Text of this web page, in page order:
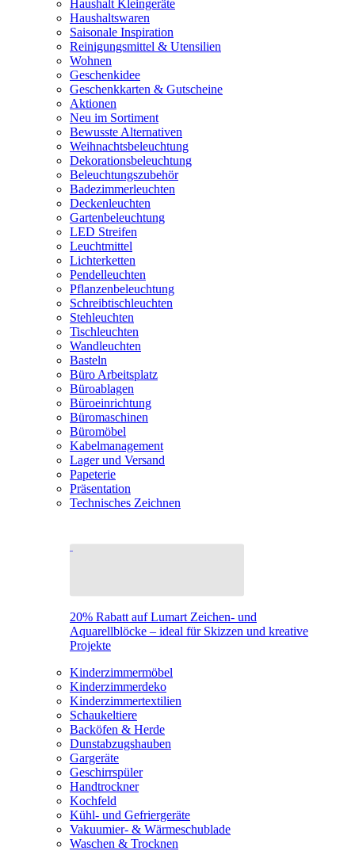
Haushalt Kleingeräte
Haushaltswaren
Saisonale Inspiration
Reinigungsmittel & Utensilien
Wohnen
Geschenkidee
Geschenkkarten & Gutscheine
Aktionen
Neu im Sortiment
Bewusste Alternativen
Weihnachtsbeleuchtung
Dekorationsbeleuchtung
Beleuchtungszubehör
Badezimmerleuchten
Deckenleuchten
Gartenbeleuchtung
LED Streifen
Leuchtmittel
Lichterketten
Pendelleuchten
Pflanzenbeleuchtung
Schreibtischleuchten
Stehleuchten
Tischleuchten
Wandleuchten
Basteln
Büro Arbeitsplatz
Büroablagen
Büroeinrichtung
Büromaschinen
Büromöbel
Kabelmanagement
Lager und Versand
Papeterie
Präsentation
Technisches Zeichnen
20% Rabatt auf Lumart Zeichen- und
Aquarellblöcke – ideal für Skizzen und kreative
Projekte
Kinderzimmermöbel
Kinderzimmerdeko
Kinderzimmertextilien
Schaukeltiere
Backöfen & Herde
Dunstabzugshauben
Gargeräte
Geschirrspüler
Handtrockner
Kochfeld
Kühl- und Gefriergeräte
Vakuumier- & Wärmeschublade
Waschen & Trocknen